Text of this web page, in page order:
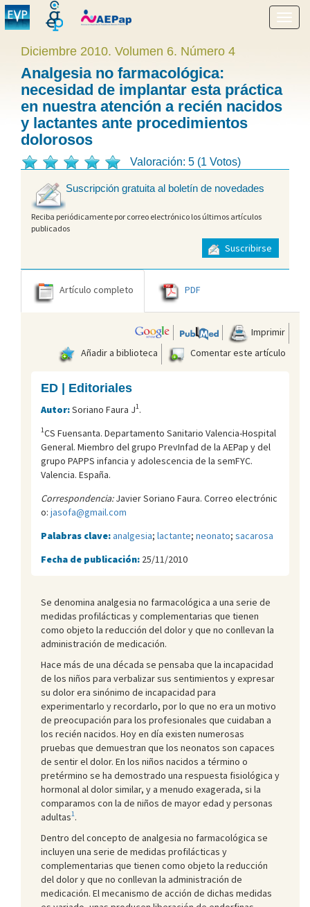
menú
Diciembre 2010. Volumen 6. Número 4
Analgesia no farmacológica:
necesidad de implantar esta práctica
en nuestra atención a recién nacidos
y lactantes ante procedimientos
dolorosos
Valoración: 5 (1 Votos)
Suscripción gratuita al boletín de novedades
Reciba periódicamente por correo electrónico los últimos artículos
publicados
Suscribirse
Artículo completo PDF
Imprimir
Añadir a biblioteca
Comentar este artículo
ED | Editoriales
Autor:Soriano Faura J1.
1CS Fuensanta. Departamento Sanitario Valencia-Hospital
General. Miembro del grupo PrevInfad de la AEPap y del
grupo PAPPS infancia y adolescencia de la semFYC.
Valencia. España.
Correspondencia:Javier Soriano Faura. Correo electrónic
o: jasofa@gmail.com
Palabras clave:analgesia; lactante; neonato; sacarosa
Fecha de publicación: 25/11/2010
Se denomina analgesia no farmacológica a una serie de
medidas profilácti­cas y complementarias que tienen
como objeto la reducción del dolor y que no conllevan la
administración de medicación.
Hace más de una década se pensaba que la incapacidad
de los niños para verbalizar sus sentimientos y expresar
su dolor era sinónimo de incapacidad para
experimentarlo y recordarlo, por lo que no era un motivo
de preocupación para los profesionales que cuidaban a
los recién nacidos. Hoy en día existen numerosas
pruebas que demuestran que los neona­tos son capaces
de sentir el dolor. En los niños nacidos a término o
pretérmino se ha demostrado una respuesta fisiológica y
hormonal al dolor similar, y a me­nudo exagerada, si la
comparamos con la de niños de mayor edad y personas
adultas1.
Dentro del concepto de analgesia no farmacológica se
incluyen una serie de medidas profilácticas y
complementarias que tienen como objeto la reducción
del dolor y que no conllevan la administración de
medicación. El mecanismo de acción de dichas medidas